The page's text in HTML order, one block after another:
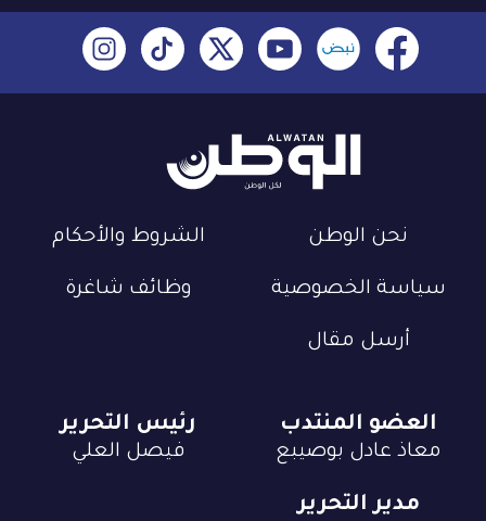
نحن الوطن الشروط والأحكام
سياسة الخصوصية وظائف شاغرة
أرسل مقال
العضو المنتدب
معاذ عادل بوصيبع
رئيس التحرير
فيصل العلي
مدير التحرير